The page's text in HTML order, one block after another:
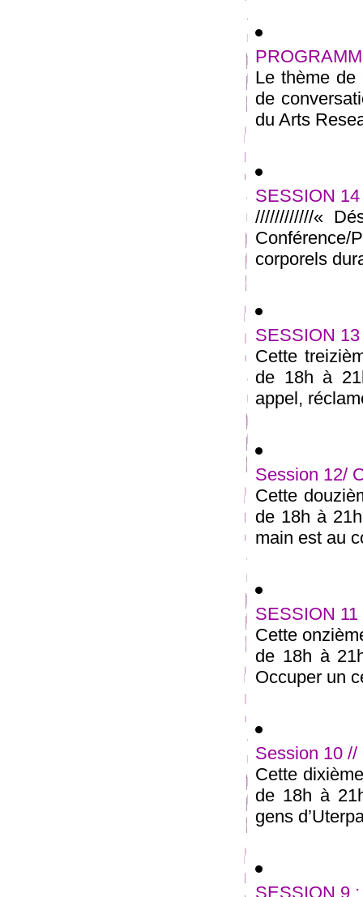
Le thème de
de
du Arts
SESSION
////////////«
Conférence/
corporels
SESSION
Cette
de 18h à
appel,
Session 12/
Cette
de 18h à
main est au
SESSION
Cette
de 18h à
Occuper un
Session 10 //
Cette
de 18h à
gens
SESSION 9